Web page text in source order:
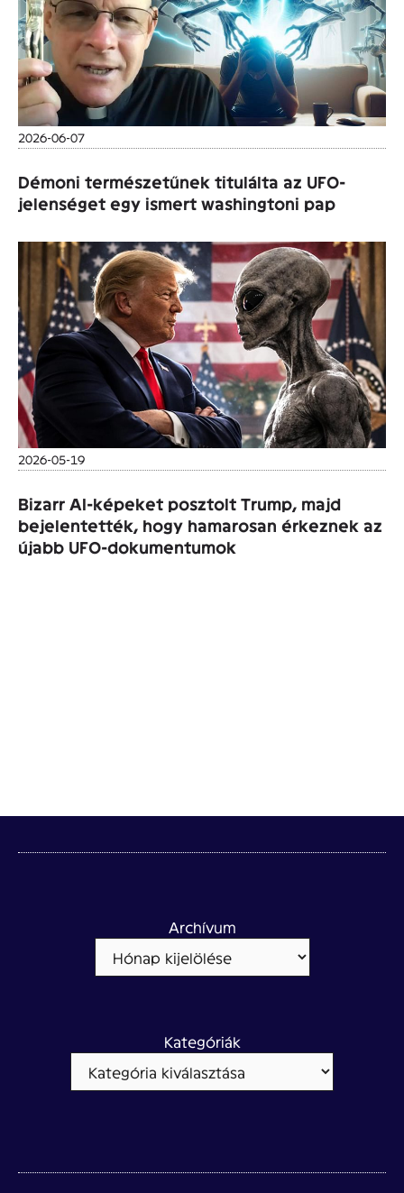
2026-06-07
Démoni természetűnek titulálta az UFO-
jelenséget egy ismert washingtoni pap
2026-05-19
Bizarr AI-képeket posztolt Trump, majd
bejelentették, hogy hamarosan érkeznek az
újabb UFO-dokumentumok
Archívum
Kategóriák